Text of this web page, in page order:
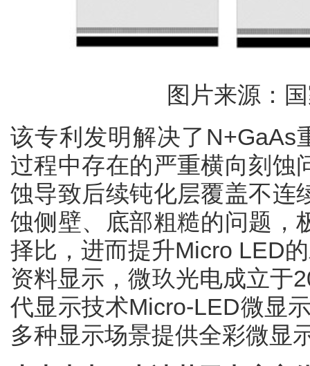
图片来源：
该专利发明解决了N+GaAs
过程中存在的严重横向刻蚀
蚀导致后续钝化层覆盖不连
蚀侧壁、底部粗糙的问题，
择比，进而提升Micro LED
资料显示，微玖光电成立于
代显示技术Micro-LED微显
多种显示场景提供全彩微显